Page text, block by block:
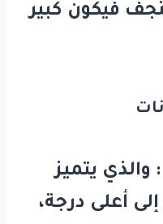
فيكون كبير
: والذي يتميز
أعلى درجة،